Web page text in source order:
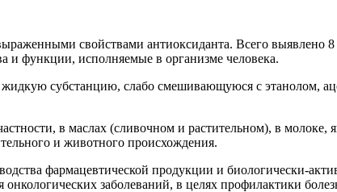
свойствами антиоксиданта. Всего выявлено
и функции, исполняемые в организме человека.
жидкую субстанцию, слабо смешивающуюся с этанолом,
в маслах (сливочном и растительном), в молоке,
и животного происхождения.
фармацевтической продукции и биологически-
заболеваний, в целях профилактики